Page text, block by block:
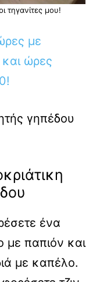
τηγανίτες μου!
με
ώρες
ένα
με παπιόν και
με καπέλο.